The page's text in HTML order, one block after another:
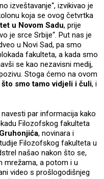
izveštavanje“, izvikivao je
koja se ovog četvrtka
u Novom Sadu, prije
je srce Srbije“. Put nas je
u Novi Sad, pa smo
fakulteta, a kada smo
se kao nezavisni medij,
Stoga ćemo na ovom
što smo tamo vidjeli i čuli, i
par informacija kako
Filozofskog fakulteta
, novinara i
Filozofskog fakulteta u
našao nakon što se,
mrežama, a potom i u
video s prošlogodišnjeg